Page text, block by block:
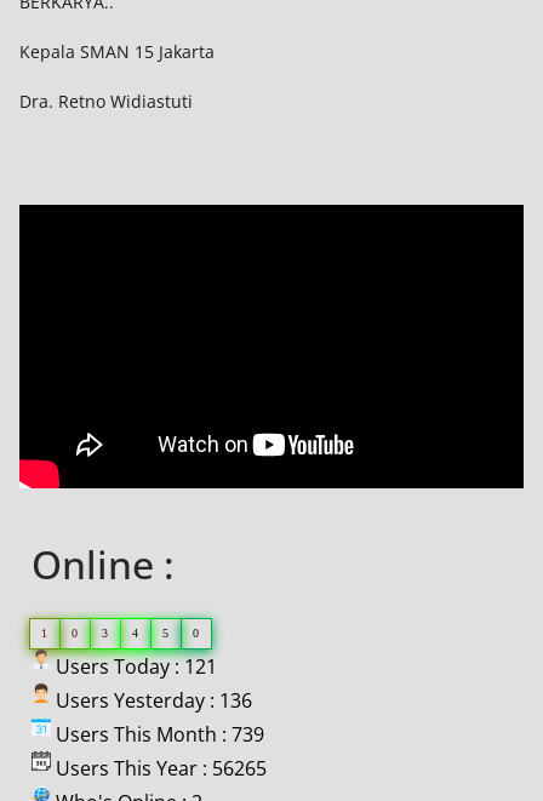
Kepala SMAN 15 Jakarta
Dra. Retno Widiastuti
Online :
1 0 3 4 5 0
Users Today : 121
Users Yesterday : 136
Users This Month : 739
Users This Year : 56265